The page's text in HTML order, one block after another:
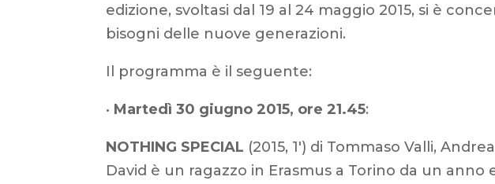
edizione, svoltasi dal 19 al 24 maggio 2015, si è
bisogni delle nuove generazioni.
Il programma è il seguente:
• Martedì 30 giugno 2015, ore 21.45:
NOTHING SPECIAL (2015, 1′) di Tommaso Valli,
David è un ragazzo in Erasmus a Torino da un